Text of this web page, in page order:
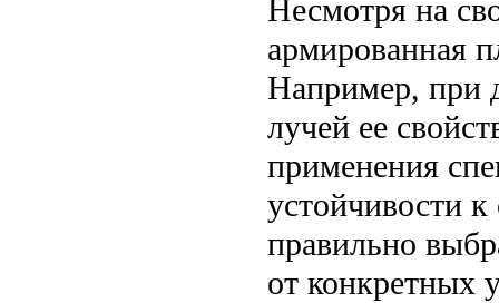
Несмотря на
армированная
Например, при
лучей ее
применения
устойчивости
правильно
от конкретных